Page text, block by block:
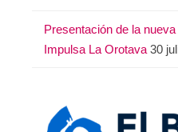
Presentación de la
Impulsa La Orotava 30